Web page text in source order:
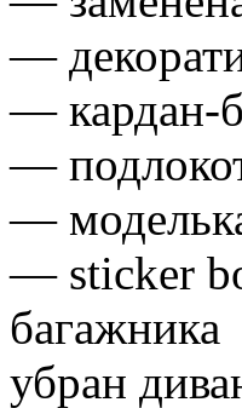
—
— кардан-
—
—
— sticker
багажника
убран